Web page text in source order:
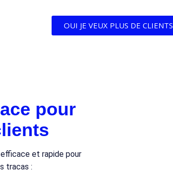
OUI JE VEUX PLUS DE CLIENTS
pour
et rapide pour
tracas :